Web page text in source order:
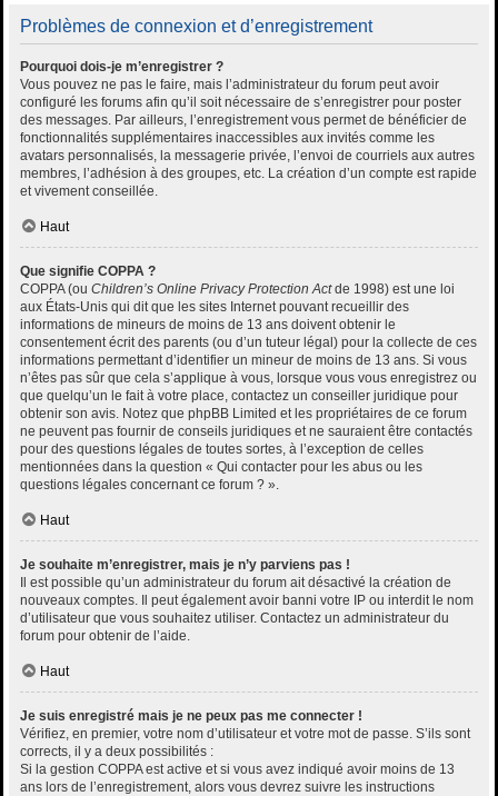
Problèmes de connexion et d’enregistrement
Pourquoi dois-je m’enregistrer ?
Vous pouvez ne pas le faire, mais l’administrateur du forum peut avoir
configuré les forums afin qu’il soit nécessaire de s’enregistrer pour poster
des messages. Par ailleurs, l’enregistrement vous permet de bénéficier de
fonctionnalités supplémentaires inaccessibles aux invités comme les
avatars personnalisés, la messagerie privée, l’envoi de courriels aux autres
membres, l’adhésion à des groupes, etc. La création d’un compte est rapide
et vivement conseillée.
Haut
Que signifie COPPA ?
COPPA (ou Children’s Online Privacy Protection Actde 1998) est une loi
aux États-Unis qui dit que les sites Internet pouvant recueillir des
informations de mineurs de moins de 13 ans doivent obtenir le
consentement écrit des parents (ou d’un tuteur légal) pour la collecte de ces
informations permettant d’identifier un mineur de moins de 13 ans. Si vous
n’êtes pas sûr que cela s’applique à vous, lorsque vous vous enregistrez ou
que quelqu’un le fait à votre place, contactez un conseiller juridique pour
obtenir son avis. Notez que phpBB Limited et les propriétaires de ce forum
ne peuvent pas fournir de conseils juridiques et ne sauraient être contactés
pour des questions légales de toutes sortes, à l’exception de celles
mentionnées dans la question « Qui contacter pour les abus ou les
questions légales concernant ce forum ? ».
Haut
Je souhaite m’enregistrer, mais je n’y parviens pas !
Il est possible qu’un administrateur du forum ait désactivé la création de
nouveaux comptes. Il peut également avoir banni votre IP ou interdit le nom
d’utilisateur que vous souhaitez utiliser. Contactez un administrateur du
forum pour obtenir de l’aide.
Haut
Je suis enregistré mais je ne peux pas me connecter !
Vérifiez, en premier, votre nom d’utilisateur et votre mot de passe. S’ils sont
corrects, il y a deux possibilités :
Si la gestion COPPA est active et si vous avez indiqué avoir moins de 13
ans lors de l’enregistrement, alors vous devrez suivre les instructions